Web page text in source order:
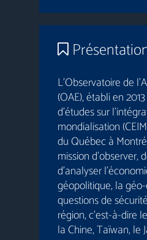
L’Observatoire de
(OAE), établi en
d’études sur
mondialisation
du Québec à
mission d’observer,
d’analyser
géopolitique, la
questions de
région, c’est-à-dire
la Chine, Taïwan, le